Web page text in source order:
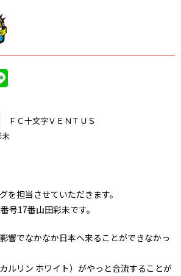
ＦＣ十文字ＶＥＮＴＵＳ
を担当させていただきます。
号17番山田彩未です。
響でなかなか日本へ来ることができなかっ
ルリン ホワイト）がやっと合流することが